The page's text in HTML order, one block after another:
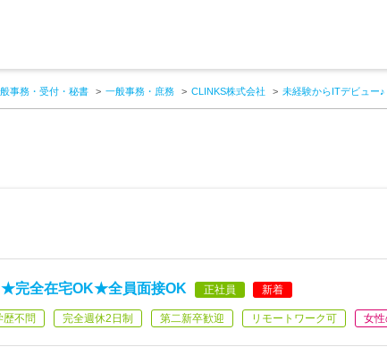
事務・受付・秘書 一般事務・庶務 CLINKS株式会社 未経験からITデビュー
★完全在宅OK★全員面接OK 正社員 新着
歴不問 完全週休2日制 第二新卒歓迎 リモートワーク可 女